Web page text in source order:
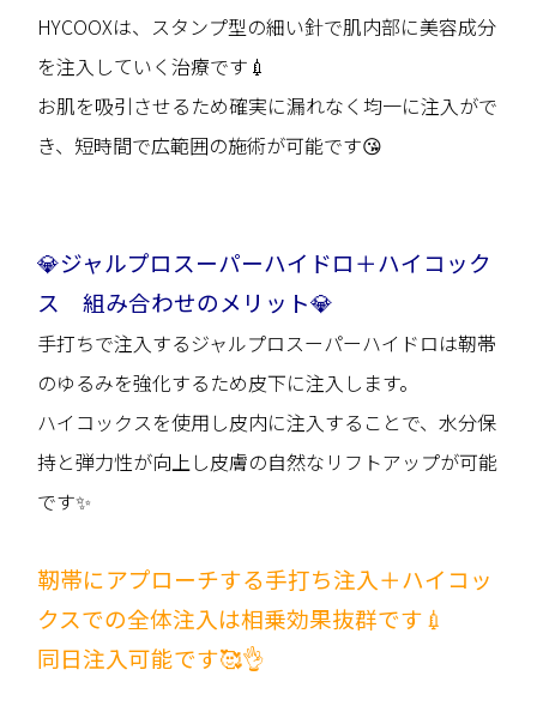
HYCOOXは、スタンプ型の細い針で肌内部に美容成分
を注入していく治療です💉
お肌を吸引させるため確実に漏れなく均一に注入がで
き、短時間で広範囲の施術が可能です😘
💎ジャルプロスーパーハイドロ＋ハイコック
ス 組み合わせのメリット💎
手打ちで注入するジャルプロスーパーハイドロは靭帯
のゆるみを強化するため皮下に注入します。
ハイコックスを使用し皮内に注入することで、水分保
持と弾力性が向上し皮膚の自然なリフトアップが可能
です✨
靭帯にアプローチする手打ち注入＋ハイコッ
クスでの全体注入は相乗効果抜群です💉
同日注入可能です🥰👌